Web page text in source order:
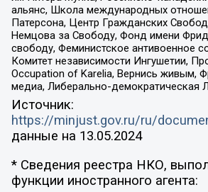
альянс, Школа международных
Патерсона, Центр Гражданских
Немцова за Свободу, Фонд имени
свободу, Феминистское антивоенное
Комитет независимости Ингушетии,
Occupation of Karelia, Вернись живым,
медиа, Либерально-демократическая
Источник:
https://minjust.gov.ru/ru/
данные на 13.05.2024
* Сведения реестра НКО,
функции иностранного агента: